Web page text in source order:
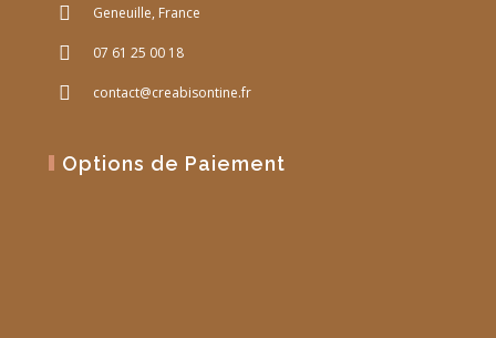
Geneuille, France
07 61 25 00 18
contact@creabisontine.fr
Options de Paiement